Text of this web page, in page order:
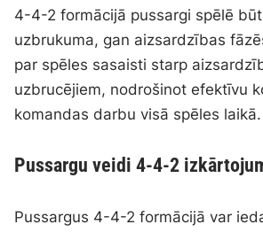
4-4-2 formācijā pussargi spēlē
uzbrukuma, gan aizsardzības
par spēles sasaisti starp
uzbrucējiem, nodrošinot efektīvu
komandas darbu visā spēles laikā.
Pussargu veidi 4-4-2
Pussargus 4-4-2 formācijā var